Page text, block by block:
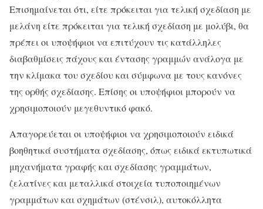
Επισημαίνεται ότι, είτε πρόκειται για τελική σχεδίαση με
μελάνη είτε πρόκειται για τελική σχεδίαση με μολύβι, θα
πρέπει οι υποψήφιοι να επιτύχουν τις κατάλληλες
διαβαθμίσεις πάχους και έντασης γραμμών ανάλογα με
την κλίμακα του σχεδίου και σύμφωνα με τους κανόνες
της ορθής σχεδίασης. Επίσης οι υποψήφιοι μπορούν να
χρησιμοποιούν μεγεθυντικό φακό.
Απαγορεύεται οι υποψήφιοι να χρησιμοποιούν ειδικά
βοηθητικά συστήματα σχεδίασης, όπως ειδικά εκτυπωτικά
μηχανήματα γραφής και σχεδίασης γραμμάτων,
ζελατίνες και μεταλλικά στοιχεία τυποποιημένων
γραμμάτων και σχημάτων (στένσιλ), αυτοκόλλητα